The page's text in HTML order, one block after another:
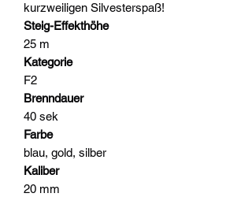
kurzweiligen Silvesterspaß!
Steig-Effekthöhe
25 m
Kategorie
F2
Brenndauer
40 sek
Farbe
blau, gold, silber
Kaliber
20 mm